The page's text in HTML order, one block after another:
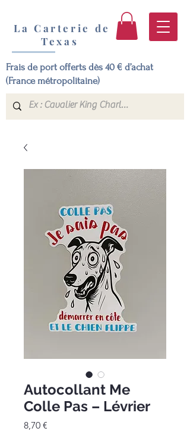
La Carterie de
Texas
Frais de port offerts dès 40 € d’achat
(France métropolitaine)
Autocollant Me
Colle Pas – Lévrier
8,70 €